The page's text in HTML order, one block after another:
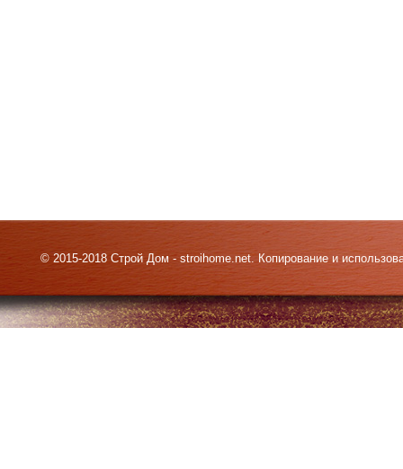
© 2015-2018 Строй Дом - stroihome.net. Копирование и